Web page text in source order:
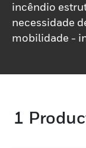
incêndio
necessidade
mobilidade -
contaminação
1